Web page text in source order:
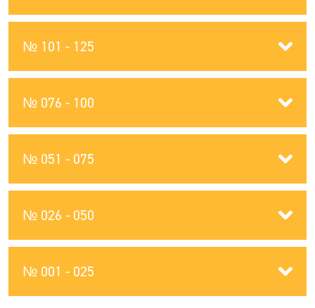
№ 001 - 025
№ 026 - 050
№ 051 - 075
№ 076 - 100
№ 101 - 125